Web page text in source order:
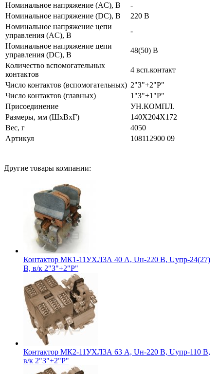
Номинальное напряжение (AC), В
-
Номинальное напряжение (DC), В
220 В
Номинальное напряжение цепи
управления (AC), В
-
Номинальное напряжение цепи
управления (DC), В
48(50) В
Количество вспомогательных
контактов
4 всп.контакт
Число контактов (вспомогательных) 2"З"+2"Р"
Число контактов (главных)
1"З"+1"Р"
Присоединение
УН.КОМПЛ.
Размеры, мм (ШхВхГ)
140Х204Х172
Вес, г
4050
Артикул
108112900 09
Другие товары компании:
Контактор МК1-11УХЛ3А 40 А, Uн-220 В, Uупр-24(27)
В, в/к 2"З"+2"Р"
Контактор МК2-11УХЛ3А 63 А, Uн-220 В, Uупр-110 В,
в/к 2"З"+2"Р"